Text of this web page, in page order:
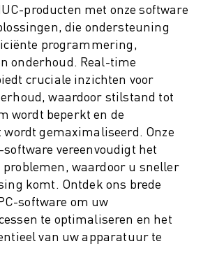
SPUITGIETMACHINES
ONDERHOUD
OF OWNERSHIP
ONDERHOUD
producten met onze software
die ondersteuning
programmering,
onderhoud. Real-time
cruciale inzichten voor
waardoor stilstand tot
wordt beperkt en de
gemaximaliseerd. Onze
vereenvoudigt het
problemen, waardoor u sneller
komt. Ontdek ons brede
software om uw
te optimaliseren en het
van uw apparatuur te